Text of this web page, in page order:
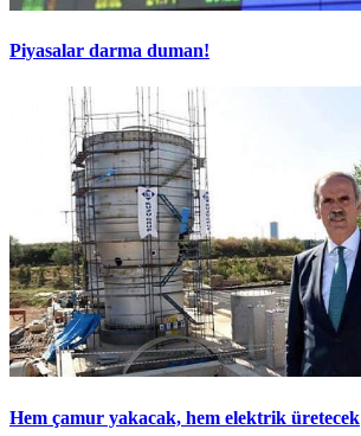
Piyasalar darma duman!
Hem çamur yakacak, hem elektrik üretecek